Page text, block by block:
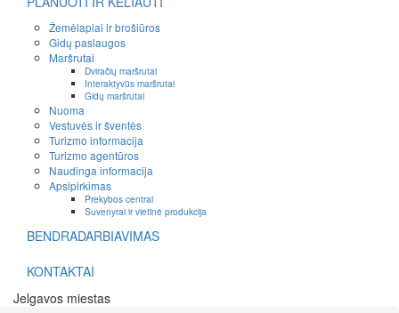
Žemėlapiai ir brošiūros
Gidų paslaugos
Maršrutai
Dviračių maršrutai
Interaktyvūs maršrutai
Gidų maršrutai
Nuoma
Vestuvės ir šventės
Turizmo informacija
Turizmo agentūros
Naudinga informacija
Apsipirkimas
Prekybos centrai
Suvenyrai ir vietinė produkcija
BENDRADARBIAVIMAS
KONTAKTAI
Jelgavos miestas